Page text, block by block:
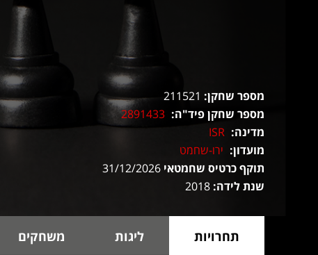
מספר שחקן:
מספר שחקן פיד"ה: 2891433
מדינה: ISR
מועדון: ירו-שחמט
תוקף כרטיס שחמטאי
שנת לידה:
תחרויות ליגות משחקים